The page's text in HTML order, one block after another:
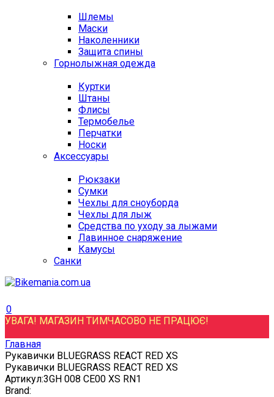
Шлемы
Маски
Наколенники
Защита спины
Горнолыжная одежда
Куртки
Штаны
Флисы
Термобелье
Перчатки
Носки
Аксессуары
Рюкзаки
Сумки
Чехлы для сноуборда
Чехлы для лыж
Средства по уходу за лыжами
Лавинное снаряжение
Камусы
Санки
0
УВАГА! МАГАЗИН ТИМЧАСОВО НЕ ПРАЦЮЄ!
Главная
Рукавички BLUEGRASS REACT RED XS
Рукавички BLUEGRASS REACT RED XS
Артикул:3GH 008 CE00 XS RN1
Brand: